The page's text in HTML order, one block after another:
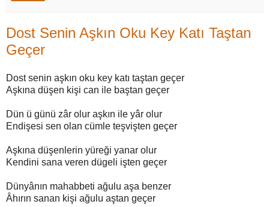
Dost Senin Aşkın Oku Key Katı Taştan
Geçer
Dost senin aşkın oku key katı taştan geçer
Aşkına düşen kişi can ile baştan geçer
Dün ü günü zâr olur aşkın ile yâr olur
Endişesi sen olan cümle teşvişten geçer
Aşkına düşenlerin yüreği yanar olur
Kendini sana veren dügeli işten geçer
Dünyânın mahabbeti ağulu aşa benzer
Âhırın sanan kişi ağulu aştan geçer